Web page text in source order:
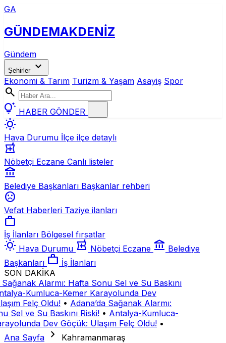
GA
GÜNDEMAKDENİZ
Gündem
Şehirler expand_more
Ekonomi & Tarım Turizm & Yaşam Asayiş Spor
search
tips_and_updates HABER GÖNDER
wb_sunny
Hava Durumu İlçe ilçe detaylı
local_pharmacy
Nöbetçi Eczane Canlı listeler
account_balance
Belediye Başkanları Başkanlar rehberi
sentiment_dissatisfied
Vefat Haberleri Taziye ilanları
work
İş İlanları Bölgesel fırsatlar
wb_sunny Hava Durumu local_pharmacy Nöbetçi Eczane account_balance Belediye
Başkanları work İş İlanları
SON DAKİKA
Sağanak Alarmı: Hafta Sonu Sel ve Su Baskını
Kumluca-Kemer Karayolunda Dev
Felç Oldu! • Adana’da Sağanak Alarmı:
Sel ve Su Baskını Riski! • Antalya-Kumluca-
Dev Göçük: Ulaşım Felç Oldu! •
Ana Sayfa
chevron_right Kahramanmaraş